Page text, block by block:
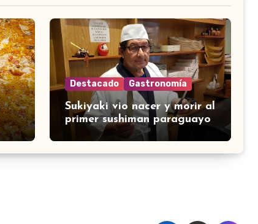
Destacado Gastronomía
Sukiyaki vio nacer y morir al
primer sushiman paraguayo